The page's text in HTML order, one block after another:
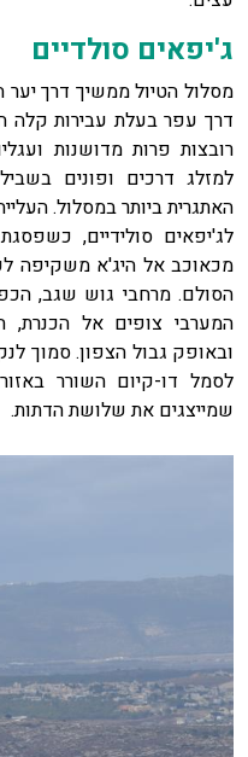
ג'יפאים סולדיים
מסלול הטיול ממשיך דרך
דרך עפר בעלת עבירות קלה
רובצות פרות מדושנות
למזלג דרכים ופונים
האתגרית ביותר במסלול.
לג'יפאים סולידיים,
מכאוכב אל היג'א משקיפה
הסולם. מרחבי גוש שגב,
המערבי צופים אל הכנרת,
ובאופק גבול הצפון. סמוך
לסמל דו-קיום השורר
שמייצגים את שלושת הדתות.